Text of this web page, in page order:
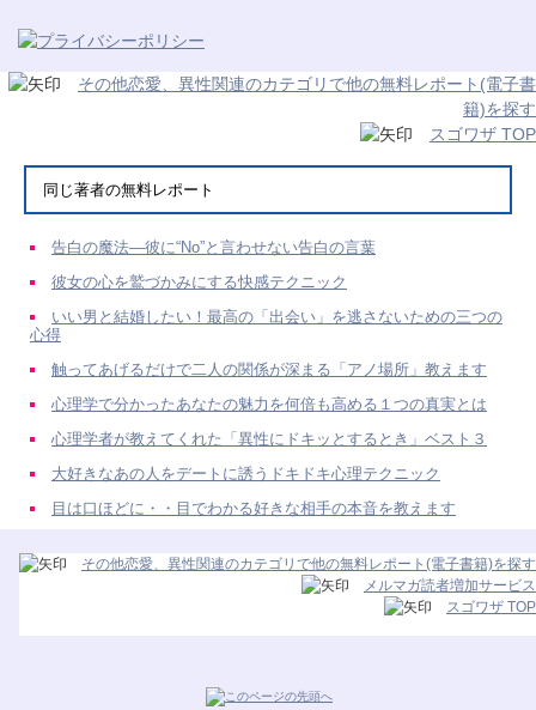
その他恋愛、異性関連のカテゴリで他の無料レポート(電子書
籍)を探す
スゴワザ TOP
同じ著者の無料レポート
告白の魔法—彼に“No”と言わせない告白の言葉
彼女の心を鷲づかみにする快感テクニック
いい男と結婚したい！最高の「出会い」を逃さないための三つの
心得
触ってあげるだけで二人の関係が深まる「アノ場所」教えます
心理学で分かったあなたの魅力を何倍も高める１つの真実とは
心理学者が教えてくれた「異性にドキッとするとき」ベスト３
大好きなあの人をデートに誘うドキドキ心理テクニック
目は口ほどに・・目でわかる好きな相手の本音を教えます
その他恋愛、異性関連のカテゴリで他の無料レポート(電子書籍)を探す
メルマガ読者増加サービス
スゴワザ TOP